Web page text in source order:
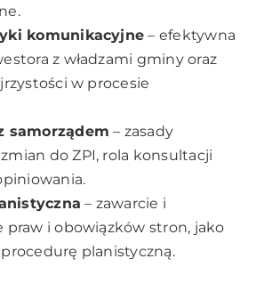
komunikacyjne – efektywna
z władzami gminy oraz
w procesie
samorządem – zasady
do ZPI, rola konsultacji
– zawarcie i
praw i obowiązków stron, jako
planistyczną.